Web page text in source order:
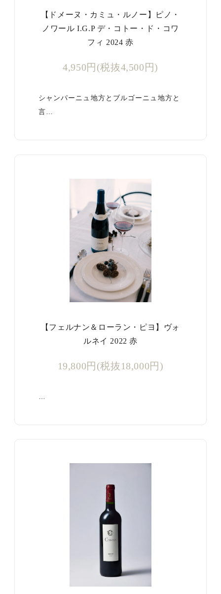
【ドメーヌ・カミュ・ルノー】ピノ・
ノワール I.G.P デ・コトー・ド・コワ
フィ 2024 赤
4,950円(税抜4,500円)
シャンパーニュ地方とブルゴーニュ地方と
言…
【フェルナン＆ローラン・ピヨ】ヴォ
ルネイ 2022 赤
19,800円(税抜18,000円)